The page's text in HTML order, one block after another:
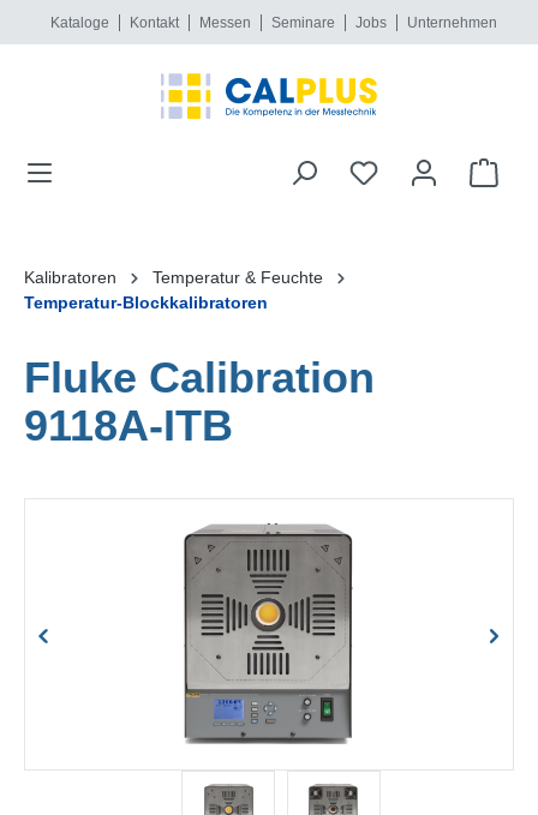
springen
Kataloge Kontakt Messen Seminare Jobs Unternehmen
Kalibratoren
Temperatur & Feuchte
Temperatur-Blockkalibratoren
Fluke Calibration
9118A-ITB